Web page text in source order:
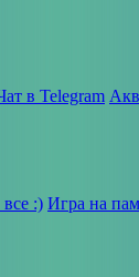
в Telegram
:) Игра на